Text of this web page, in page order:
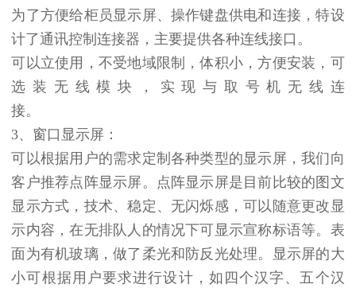
为了方便给柜员显示屏、操作键盘供电和连接，特设
计了通讯控制连接器，主要提供各种连线接口。
可以立使用，不受地域限制，体积小，方便安装，可
选装无线模块，实现与取号机无线连
3、窗口显示屏：
可以根据用户的需求定制各种类型的显示屏，我们向
客户推荐点阵显示屏。点阵显示屏是目前比较的图文
显示方式，技术、稳定、无闪烁感，可以随意更改显
示内容，在无排队人的情况下可显示宣称标语等。表
面为有机玻璃，做了柔光和防反光处理。显示屏的大
小可根据用户要求进行设计，如四个汉字、五个汉